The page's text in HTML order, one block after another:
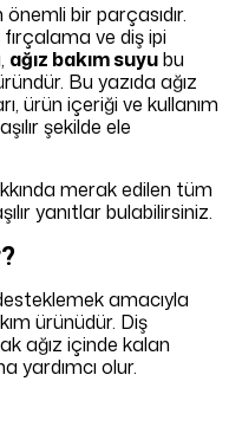
önemli bir parçasıdır.
ve diş ipi
ağız bakım suyubu
Bu yazıda ağız
ürün içeriği ve kullanım
şekilde ele
merak edilen tüm
yanıtlar bulabilirsiniz.
amacıyla
ürünüdür. Diş
ağız içinde kalan
yardımcı olur.